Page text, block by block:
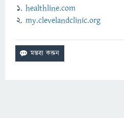
healthline.com
my.clevelandclinic.org